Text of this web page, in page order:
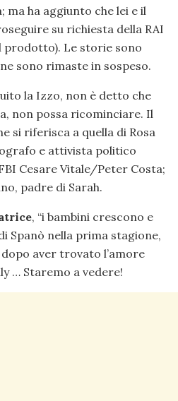
ha aggiunto che lei e il
su richiesta della RAI
prodotto). Le storie sono
sono rimaste in sospeso.
la Izzo, non è detto che
non possa ricominciare. Il
si riferisca a quella di Rosa
e attivista politico
Cesare Vitale/Peter Costa;
padre di Sarah.
, “i bambini crescono e
Spanò nella prima stagione,
aver trovato l’amore
… Staremo a vedere!